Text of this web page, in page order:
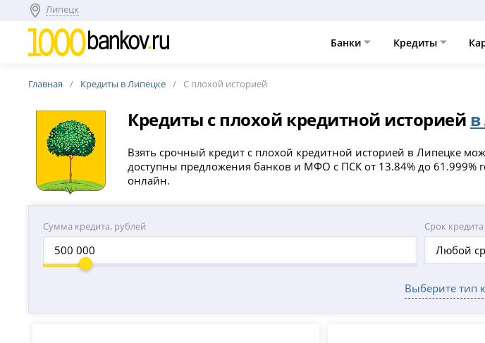
Липецк
Банки Кредиты
Главная Кредиты в Липецке С плохой историей
Кредиты с плохой кредитной историей
Взять срочный кредит с плохой кредитной историей в Липецке
доступны предложения банков и МФО с ПСК от 13.84% до 61.999%
онлайн.
Сумма кредита, рублей Срок кредита
Любой
Выберите тип